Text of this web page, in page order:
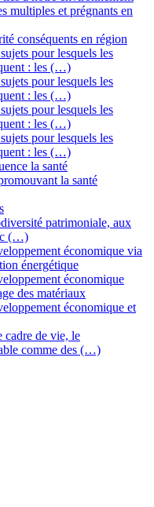
multiples et prégnants en
conséquents en région
pour lesquels les
: les (…)
pour lesquels les
: les (…)
pour lesquels les
: les (…)
pour lesquels les
: les (…)
la santé
la santé
patrimoniale, aux
(…)
économique via
énergétique
économique
des matériaux
économique et
cadre de vie, le
comme des (…)